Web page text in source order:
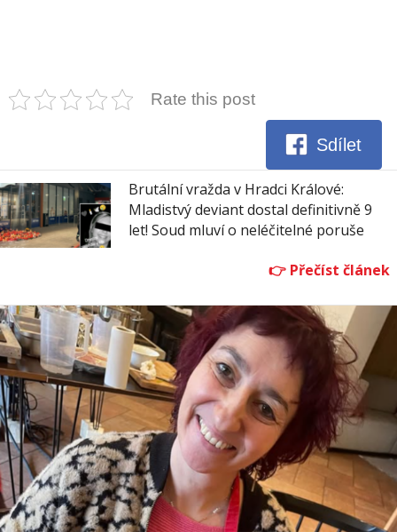
Rate this post
Sdílet
Brutální vražda v Hradci Králové:
Mladistvý deviant dostal definitivně 9
let! Soud mluví o neléčitelné poruše